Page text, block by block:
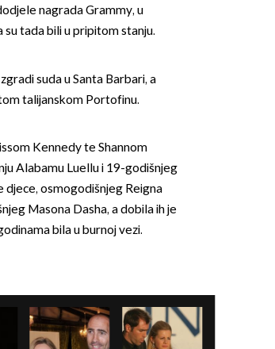
nagrada Grammy, u
su tada bili u pripitom stanju.
suda u Santa Barbari, a
talijanskom Portofinu.
Kennedy te Shannom
Alabamu Luellu i 19-godišnjeg
djece, osmogodišnjeg Reigna
Masona Dasha, a dobila ih je
bila u burnoj vezi.
OMOGUĆI OBAVIJESTI